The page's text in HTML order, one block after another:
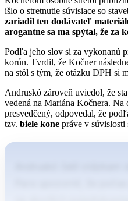
išlo o stretnutie súvisiace so
zariadil ten dodávateľ
arogantne sa ma spýtal, že za
Podľa jeho slov si za vykonanú
korún. Tvrdil, že Kočner
na stôl s tým, že otázku DPH si
Andruskó zároveň uviedol, že
vedená na Mariána Kočnera. Na
presvedčený, odpovedal, že
tzv. biele kone práve v